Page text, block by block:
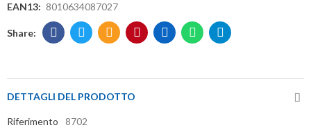
EAN13: 8010634087027
DETTAGLI DEL PRODOTTO
Riferimento 8702